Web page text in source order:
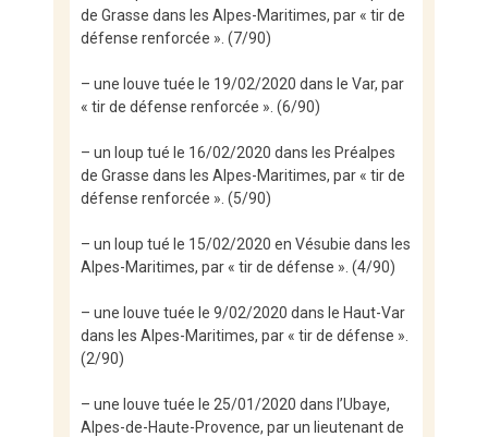
de Grasse dans les Alpes-Maritimes, par « tir de
défense renforcée ». (7/90)
– une louve tuée le 19/02/2020 dans le Var, par
« tir de défense renforcée ». (6/90)
– un loup tué le 16/02/2020 dans les Préalpes
de Grasse dans les Alpes-Maritimes, par « tir de
défense renforcée ». (5/90)
– un loup tué le 15/02/2020 en Vésubie dans les
Alpes-Maritimes, par « tir de défense ». (4/90)
– une louve tuée le 9/02/2020 dans le Haut-Var
dans les Alpes-Maritimes, par « tir de défense ».
(2/90)
– une louve tuée le 25/01/2020 dans l’Ubaye,
Alpes-de-Haute-Provence, par un lieutenant de